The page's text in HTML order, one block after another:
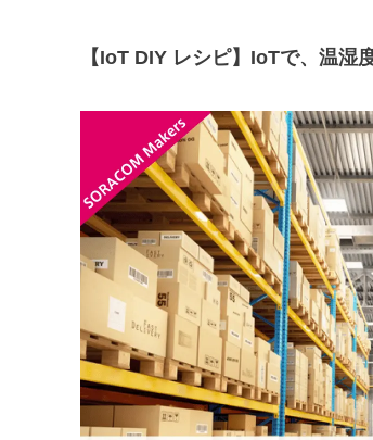
【IoT DIY レシピ】IoTで、温湿